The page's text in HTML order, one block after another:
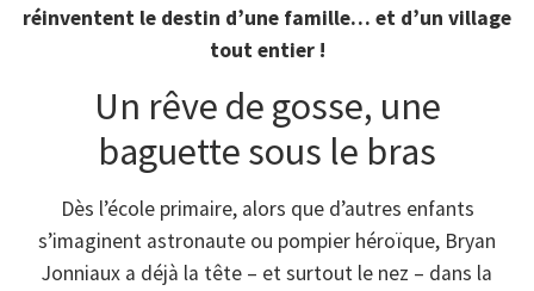
réinventent le destin d’une famille… et d’un village
tout entier !
Un rêve de gosse, une
baguette sous le bras
Dès l’école primaire, alors que d’autres enfants
s’imaginent astronaute ou pompier héroïque, Bryan
Jonniaux a déjà la tête – et surtout le nez – dans la